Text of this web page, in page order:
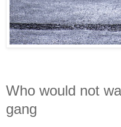
Who would not
gang